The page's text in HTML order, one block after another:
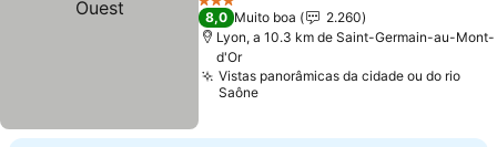
3 Estrelas
8,0 Muito boa
2.260
Lyon, a 10.3 km de Saint-Germain-au-Mont-
d'Or
Vistas panorâmicas da cidade ou do rio
Saône